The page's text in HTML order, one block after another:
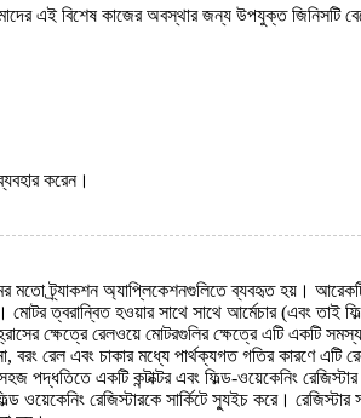
এই বিশেষ কাজের অবস্থার জন্য উপযুক্ত জিনিসটি
করেন।
মতো ট্র্যাকশন অ্যাপ্লিকেশনগুলিতে ব্যবহৃত হয়।
ত্বরান্বিত হওয়ার সাথে সাথে আর্মেচার (এবং তাই
রেলওয়ে মোটরগুলির ক্ষেত্রে এটি একটি সমস্যা
রেল এবং চাকার মধ্যে পার্থক্যগত গতির কারণে
একটি কন্টাক্টর এবং ফিল্ড-ওয়েকেনিং
ওয়েকেনিং রেজিস্টারকে সার্কিটে স্যুইচ করে।